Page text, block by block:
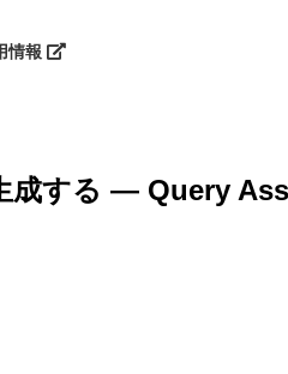
情報
成する ― Query